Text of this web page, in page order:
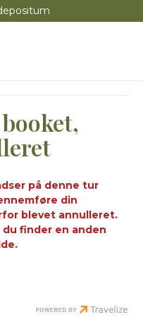
på denne tur
din
blevet annulleret.
finder en anden